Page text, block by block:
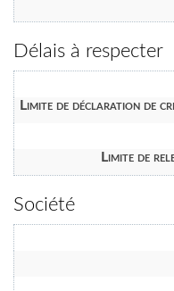
Délais à respecter
Limite de déclaration de
Limite de
Société